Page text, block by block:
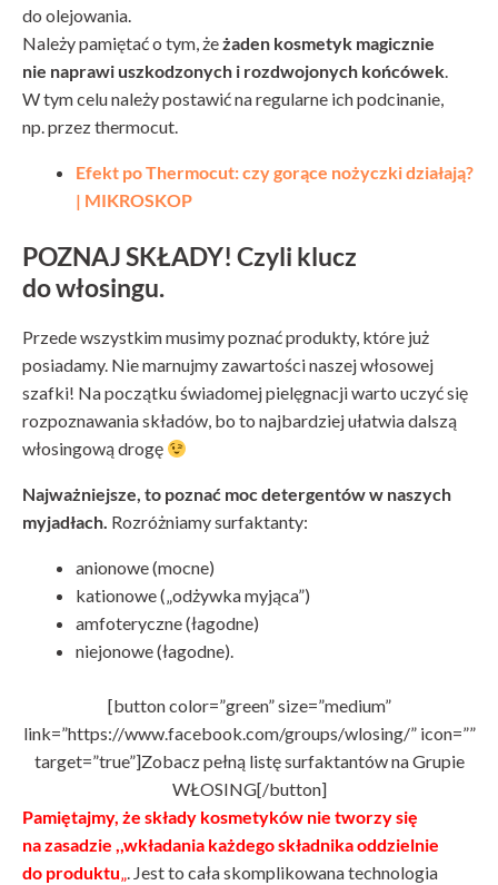
do olejowania.
Należy pamiętać o tym, żeżaden kosmetyk magicznie
nie naprawi uszkodzonych i rozdwojonych końcówek.
W tym celu należy postawić na regularne ich podcinanie,
np. przez thermocut.
Efekt po Thermocut: czy gorące nożyczki działają?
| MIKROSKOP
POZNAJ SKŁADY! Czyli klucz
do włosingu.
Przede wszystkim musimy poznać produkty, które już
posiadamy. Nie marnujmy zawartości naszej włosowej
szafki! Na początku świadomej pielęgnacji warto uczyć się
rozpoznawania składów, bo to najbardziej ułatwia dalszą
włosingową drogę
Najważniejsze, to poznać moc detergentów w naszych
myjadłach. Rozróżniamy surfaktanty:
anionowe (mocne)
kationowe („odżywka myjąca”)
amfoteryczne (łagodne)
niejonowe (łagodne).
[button color=”green” size=”medium”
link=”https://www.facebook.com/groups/wlosing/” icon=””
target=”true”]Zobacz pełną listę surfaktantów na Grupie
WŁOSING[/button]
Pamiętajmy, że składy kosmetyków nie tworzy się
na zasadzie ,,wkładania każdego składnika oddzielnie
do produktu„. Jest to cała skomplikowana technologia